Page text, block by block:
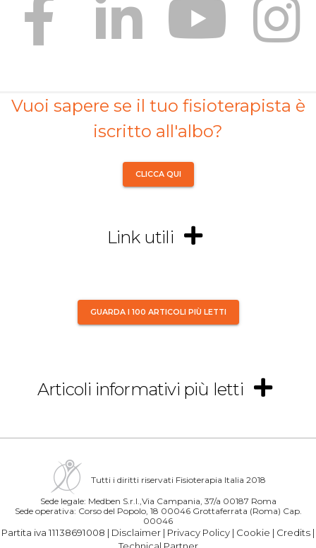
Vuoi sapere se il tuo fisioterapista è
iscritto all'albo?
CLICCA QUI
Link utili
GUARDA I 100 ARTICOLI PIÙ LETTI
Articoli informativi più letti
Tutti i diritti riservati Fisioterapia Italia 2018
Sede legale: Medben S.r.l.,Via Campania, 37/a 00187 Roma
Sede operativa: Corso del Popolo, 18 00046 Grottaferrata (Roma) Cap.
00046
Partita iva 11138691008 | Disclaimer | Privacy Policy | Cookie | Credits |